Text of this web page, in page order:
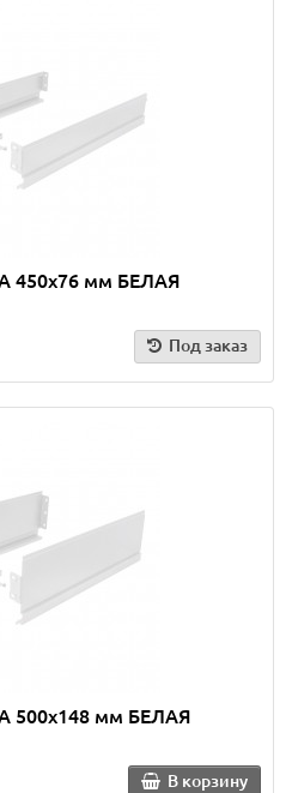
450х76 мм БЕЛАЯ
Под заказ
500х148 мм БЕЛАЯ
В корзину